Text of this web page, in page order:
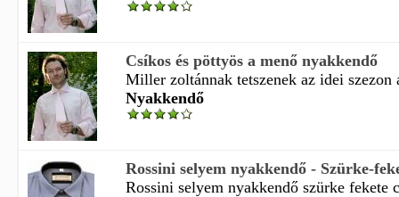
Csíkos és pöttyös a menő nyakkendő
Miller zoltánnak tetszenek az idei szezon
Nyakkendő
Rossini selyem nyakkendő - Szürke-
Rossini selyem nyakkendő szürke fekete